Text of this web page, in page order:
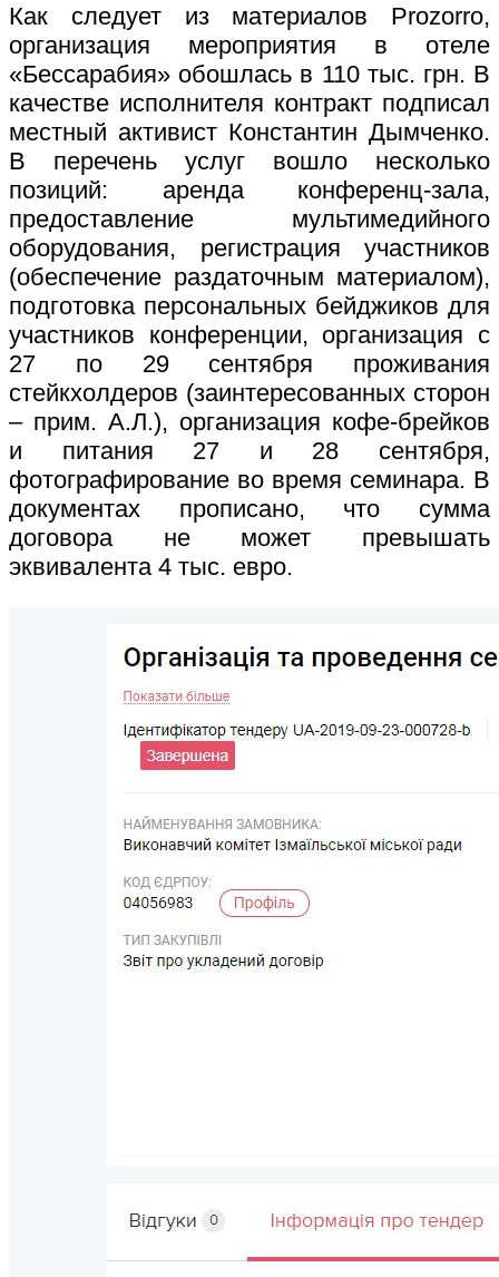
Как следует из материалов Prozorro,
организация мероприятия в отеле
«Бессарабия» обошлась в 110 тыс. грн. В
качестве исполнителя контракт подписал
местный активист Константин Дымченко.
В перечень услуг вошло несколько
позиций: аренда конференц-зала,
предоставление мультимедийного
оборудования, регистрация участников
(обеспечение раздаточным материалом),
подготовка персональных бейджиков для
участников конференции, организация с
27 по 29 сентября проживания
стейкхолдеров (заинтересованных сторон
– прим. А.Л.), организация кофе-брейков
и питания 27 и 28 сентября,
фотографирование во время семинара. В
документах прописано, что сумма
договора не может превышать
эквивалента 4 тыс. евро.